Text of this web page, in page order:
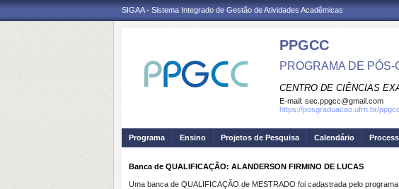
SIGAA - Sistema Integrado de Gestão de Atividades Acadêmicas
PPGCC
PROGRAMA DE
CENTRO DE CIÊNCIAS
E-mail: sec.ppgcc@gmail.com
https://posgraduacao.ufrn.br/ppgcc
Programa Ensino Projetos de Pesquisa Calendário
Banca de QUALIFICAÇÃO: ALANDERSON FIRMINO DE LUCAS
Uma banca de QUALIFICAÇÃO de MESTRADO foi cadastrada pelo programa.